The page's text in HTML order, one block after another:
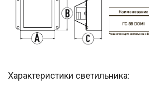
Характеристики светильника: